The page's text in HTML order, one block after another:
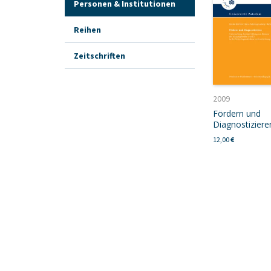
2009
Fördern und
12,00€
Personen & Institutionen
Reihen
Zeitschriften